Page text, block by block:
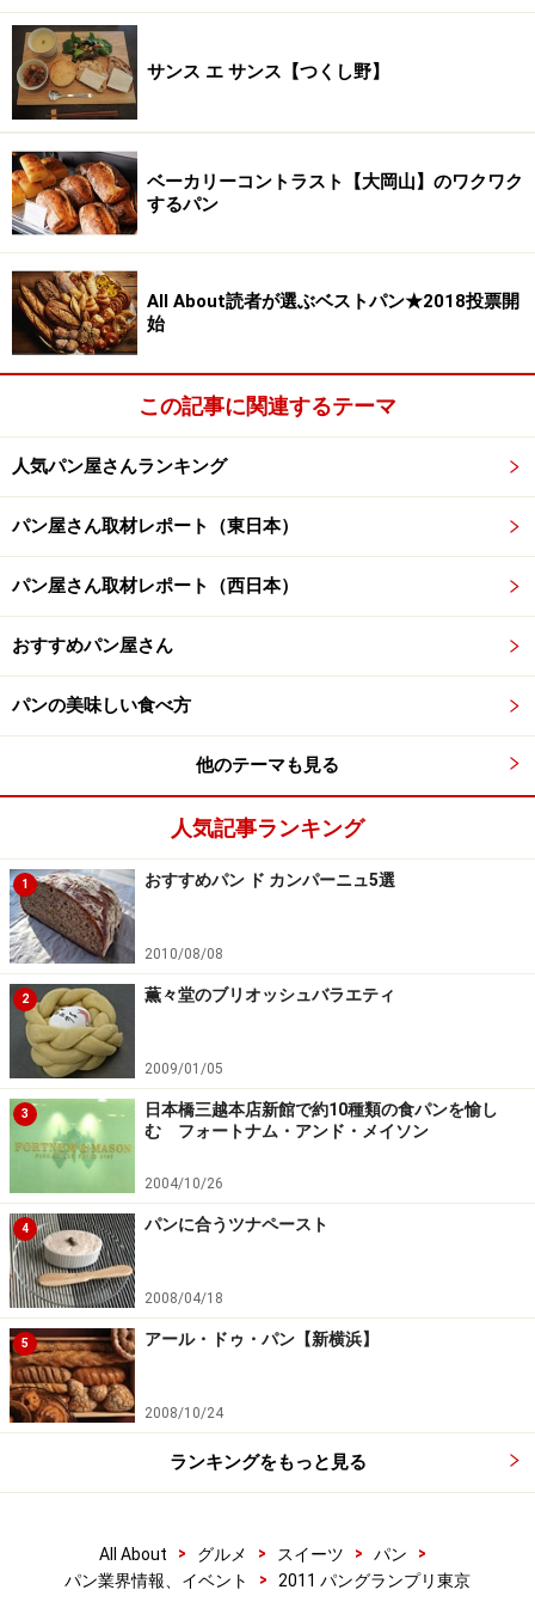
サンス エ サンス【つくし野】
ベーカリーコントラスト【大岡山】のワクワク
するパン
All About読者が選ぶベストパン★2018投票開
始
この記事に関連するテーマ
人気パン屋さんランキング
パン屋さん取材レポート（東日本）
パン屋さん取材レポート（西日本）
おすすめパン屋さん
パンの美味しい食べ方
他のテーマも見る
人気記事ランキング
1 おすすめパン ド カンパーニュ5選
2010/08/08
2 薫々堂のブリオッシュバラエティ
2009/01/05
3
日本橋三越本店新館で約10種類の食パンを愉し
む フォートナム・アンド・メイソン
2004/10/26
4 パンに合うツナペースト
2008/04/18
5 アール・ドゥ・パン【新横浜】
2008/10/24
ランキングをもっと見る
All About > グルメ > スイーツ > パン
>
パン業界情報、イベント
> 2011 パングランプリ東京